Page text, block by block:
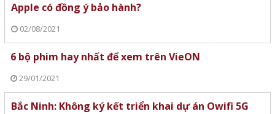
Apple có đồng ý bảo hành?
02/08/2021
6 bộ phim hay nhất để xem trên VieON
29/01/2021
Bắc Ninh: Không ký kết triển khai dự án Owifi 5G